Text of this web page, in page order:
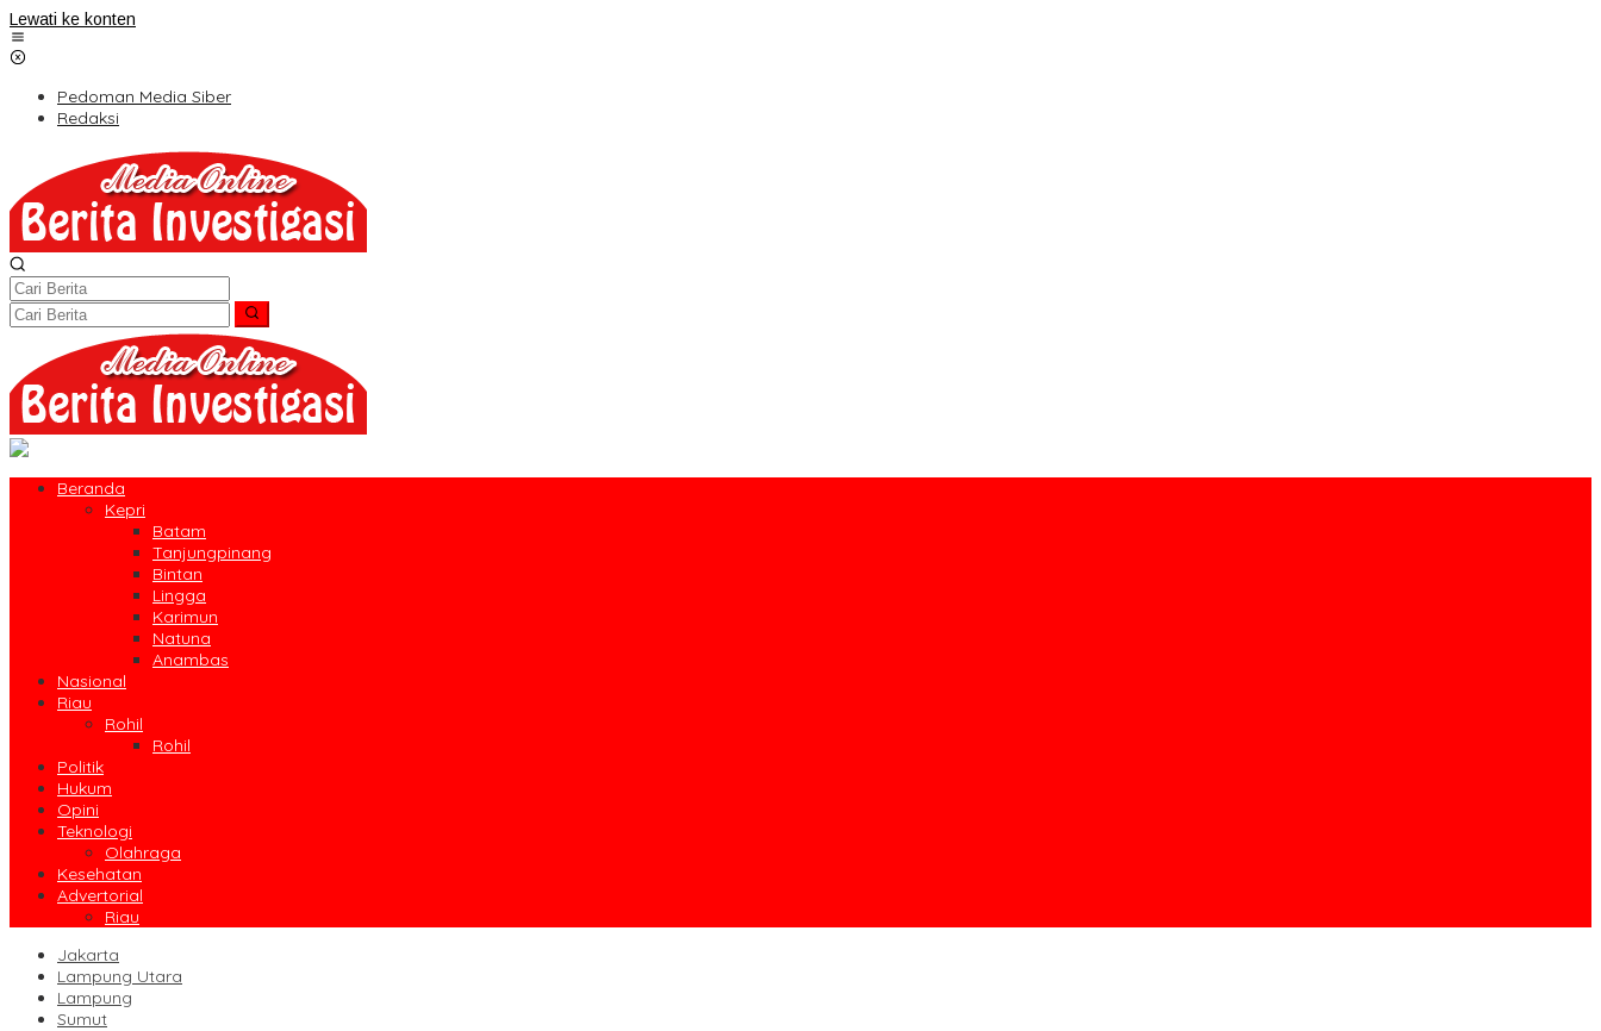
Lewati ke konten
Pedoman Media Siber
Redaksi
Beranda
Kepri
Batam
Tanjungpinang
Bintan
Lingga
Karimun
Natuna
Anambas
Nasional
Riau
Rohil
Rohil
Politik
Hukum
Opini
Teknologi
Olahraga
Kesehatan
Advertorial
Riau
Jakarta
Lampung Utara
Lampung
Sumut